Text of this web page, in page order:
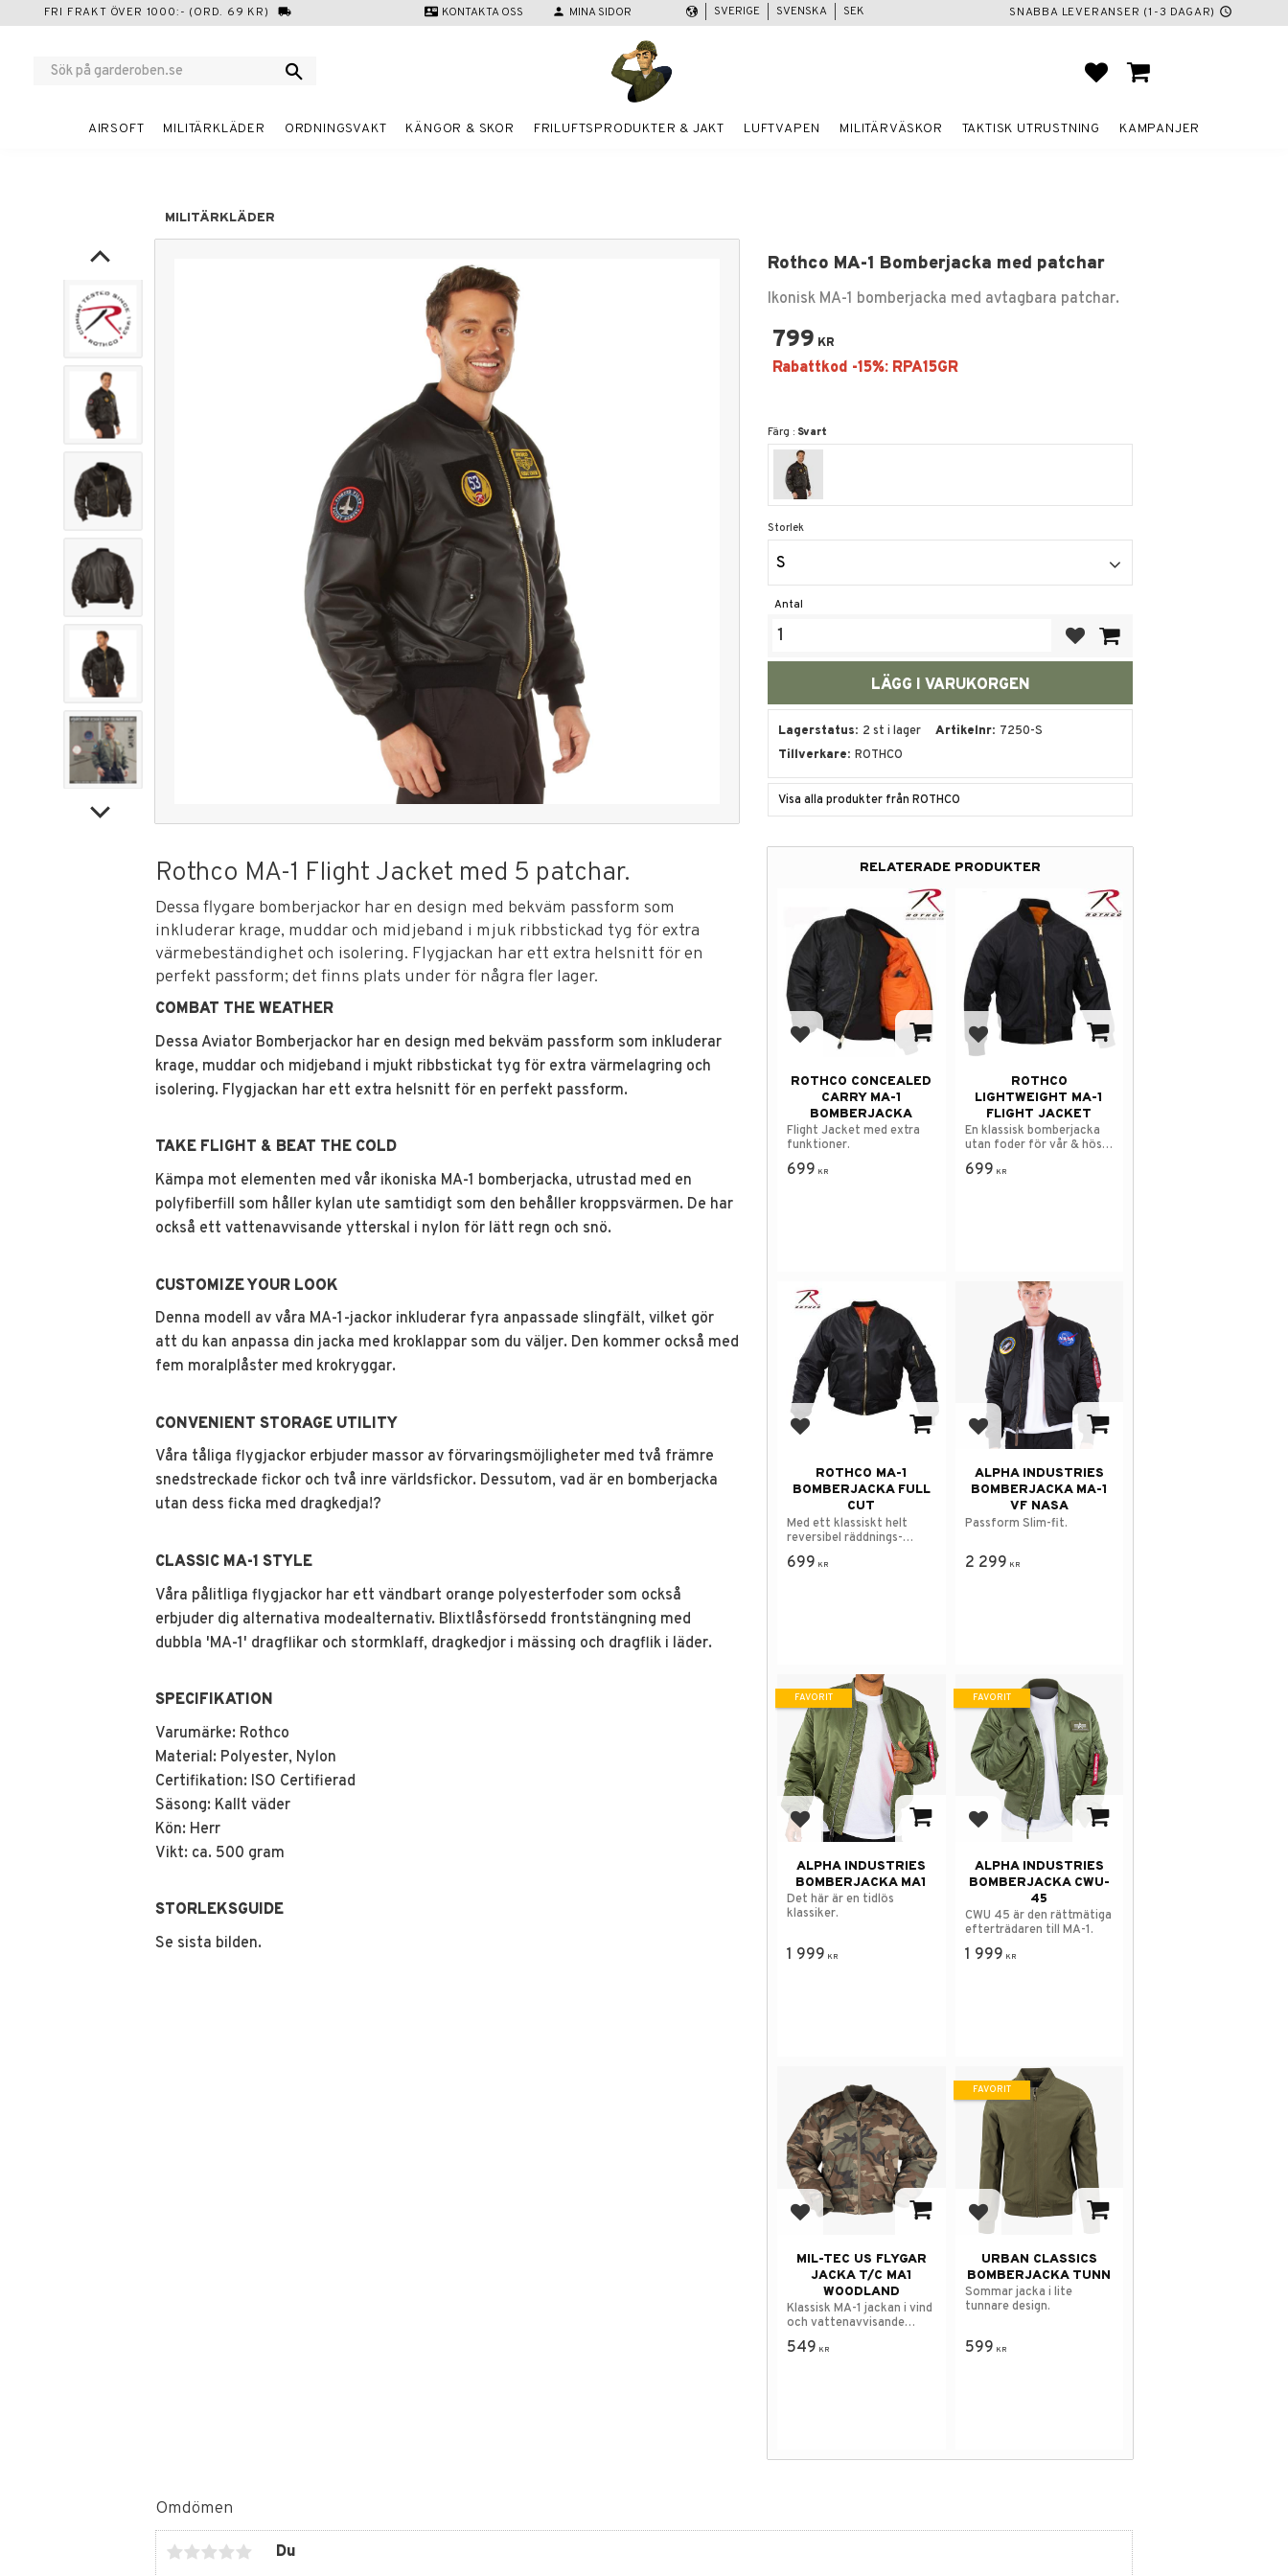
FRI FRAKT ÖVER 1000:- (ORD. 69 KR) local_shipping contact_mail KONTAKTA OSS person MINA SIDOR SNABBA LEVERANSER (1-3 DAGAR) schedule
SVERIGE SVENSKA SEK
FAVORITER
KUNDVAGN
AIRSOFT MILITÄRKLÄDER ORDNINGSVAKT KÄNGOR & SKOR FRILUFTSPRODUKTER & JAKT LUFTVAPEN MILITÄRVÄSKOR TAKTISK UTRUSTNING KAMPANJER
MILITÄRKLÄDER
Rothco MA-1 Bomberjacka med patchar
Ikonisk MA-1 bomberjacka med avtagbara patchar.
799 KR
Färg : Svart
Storlek
S
Antal
Lagerstatus 2 st i lager Artikelnr 7250-S
Tillverkare ROTHCO
Visa alla produkter från ROTHCO
Rothco MA-1 Flight Jacket med 5 patchar.
Dessa flygare bomberjackor har en design med bekväm passform som
inkluderar krage, muddar och midjeband i mjuk ribbstickad tyg för extra
värmebeständighet och isolering. Flygjackan har ett extra helsnitt för en
perfekt passform; det finns plats under för några fler lager.
COMBAT THE WEATHER
Dessa Aviator Bomberjackor har en design med bekväm passform som inkluderar
krage, muddar och midjeband i mjukt ribbstickat tyg för extra värmelagring och
isolering. Flygjackan har ett extra helsnitt för en perfekt passform.
TAKE FLIGHT & BEAT THE COLD
Kämpa mot elementen med vår ikoniska MA-1 bomberjacka, utrustad med en
polyfiberfill som håller kylan ute samtidigt som den behåller kroppsvärmen. De har
också ett vattenavvisande ytterskal i nylon för lätt regn och snö.
CUSTOMIZE YOUR LOOK
Denna modell av våra MA-1-jackor inkluderar fyra anpassade slingfält, vilket gör
att du kan anpassa din jacka med kroklappar som du väljer. Den kommer också med
fem moralplåster med krokryggar.
CONVENIENT STORAGE UTILITY
Våra tåliga flygjackor erbjuder massor av förvaringsmöjligheter med två främre
snedstreckade fickor och två inre världsfickor. Dessutom, vad är en bomberjacka
utan dess ficka med dragkedja!?
CLASSIC MA-1 STYLE
Våra pålitliga flygjackor har ett vändbart orange polyesterfoder som också
erbjuder dig alternativa modealternativ. Blixtlåsförsedd frontstängning med
dubbla 'MA-1' dragflikar och stormklaff, dragkedjor i mässing och dragflik i läder.
SPECIFIKATION
Varumärke: Rothco
Material: Polyester, Nylon
Certifikation: ISO Certifierad
Säsong: Kallt väder
Kön: Herr
Vikt: ca. 500 gram
STORLEKSGUIDE
Se sista bilden.
Omdömen
Du
RELATERADE PRODUKTER
Lägg till i favoriter
ROTHCO CONCEALED
CARRY MA-1
BOMBERJACKA
Flight Jacket med extra
funktioner.
699 KR
Lägg till i favoriter
ROTHCO
LIGHTWEIGHT MA-1
FLIGHT JACKET
En klassisk bomberjacka
utan foder för vår & höst
säsongen.
699 KR
Lägg till i favoriter
ROTHCO MA-1
BOMBERJACKA FULL
CUT
Med ett klassiskt helt
reversibel räddnings-
orange insida.
699 KR
Lägg till i favoriter
ALPHA INDUSTRIES
BOMBERJACKA MA-1
VF NASA
Passform Slim-fit.
2 299 KR
Lägg till i favoriter
ALPHA INDUSTRIES
BOMBERJACKA MA1
Det här är en tidlös
klassiker.
1 999 KR
FAVORIT
Lägg till i favoriter
ALPHA INDUSTRIES
BOMBERJACKA CWU-
45
CWU 45 är den rättmätiga
efterträdaren till MA-1.
1 999 KR
FAVORIT
Lägg till i favoriter
MIL-TEC US FLYGAR
JACKA T/C MA1
WOODLAND
Klassisk MA-1 jackan i vind
och vattenavvisande
material.
549 KR
Lägg till i favoriter
URBAN CLASSICS
BOMBERJACKA TUNN
Sommar jacka i lite
tunnare design.
599 KR
FAVORIT